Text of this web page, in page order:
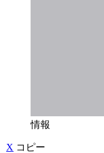
情報
X コピー